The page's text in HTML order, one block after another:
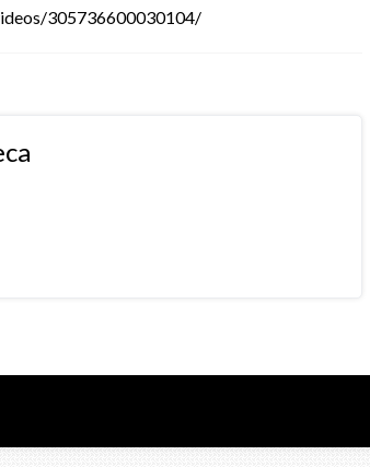
305736600030104/